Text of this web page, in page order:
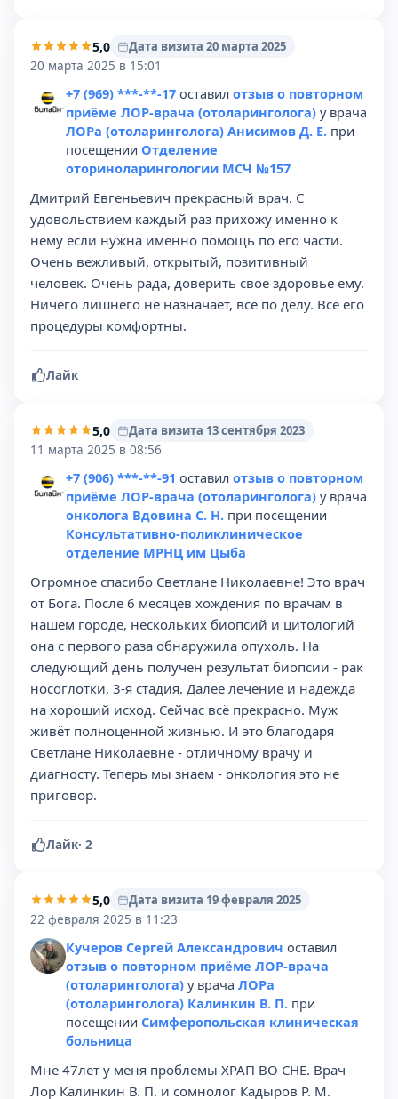
5,0
Дата визита 20 марта 2025
20 марта 2025 в 15:01
+7 (969) ***-**-17 оставил отзыв о повторном
приёме ЛОР-врача (отоларинголога) у врача
ЛОРа (отоларинголога) Анисимов Д. Е. при
посещении Отделение
оториноларингологии МСЧ №157
Дмитрий Евгеньевич прекрасный врач. С
удовольствием каждый раз прихожу именно к
нему если нужна именно помощь по его части.
Очень вежливый, открытый, позитивный
человек. Очень рада, доверить свое здоровье ему.
Ничего лишнего не назначает, все по делу. Все его
процедуры комфортны.
Лайк
5,0
Дата визита 13 сентября 2023
11 марта 2025 в 08:56
+7 (906) ***-**-91 оставил отзыв о повторном
приёме ЛОР-врача (отоларинголога) у врача
онколога Вдовина С. Н. при посещении
Консультативно-поликлиническое
отделение МРНЦ им Цыба
Огромное спасибо Светлане Николаевне! Это врач
от Бога. После 6 месяцев хождения по врачам в
нашем городе, нескольких биопсий и цитологий
она с первого раза обнаружила опухоль. На
следующий день получен результат биопсии - рак
носоглотки, 3-я стадия. Далее лечение и надежда
на хороший исход. Сейчас всё прекрасно. Муж
живёт полноценной жизнью. И это благодаря
Светлане Николаевне - отличному врачу и
диагносту. Теперь мы знаем - онкология это не
приговор.
Лайк· 2
5,0
Дата визита 19 февраля 2025
22 февраля 2025 в 11:23
Кучеров Сергей Александрович оставил
отзыв о повторном приёме ЛОР-врача
(отоларинголога) у врача ЛОРа
(отоларинголога) Калинкин В. П. при
посещении Симферопольская клиническая
больница
Мне 47лет у меня проблемы ХРАП ВО СНЕ. Врач
Лор Калинкин В. П. и сомнолог Кадыров Р. М.